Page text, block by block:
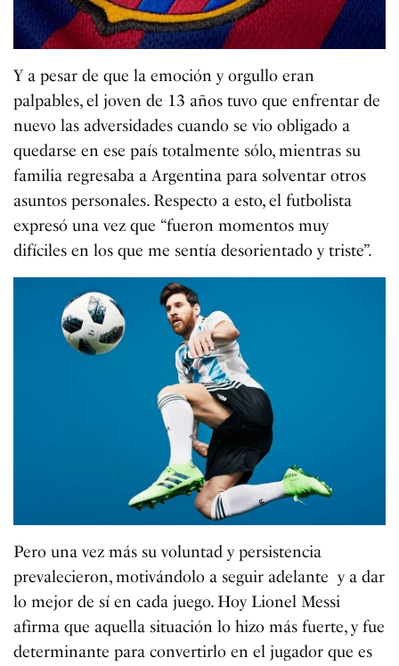
Y a pesar de que la emoción y orgullo eran
palpables, el joven de 13 años tuvo que enfrentar de
nuevo las adversidades cuando se vio obligado a
quedarse en ese país totalmente sólo, mientras su
familia regresaba a Argentina para solventar otros
asuntos personales. Respecto a esto, el futbolista
expresó una vez que “fueron momentos muy
difíciles en los que me sentía desorientado y triste”.
Pero una vez más su voluntad y persistencia
prevalecieron, motivándolo a seguir adelante y a dar
lo mejor de sí en cada juego. Hoy Lionel Messi
afirma que aquella situación lo hizo más fuerte, y fue
determinante para convertirlo en el jugador que es